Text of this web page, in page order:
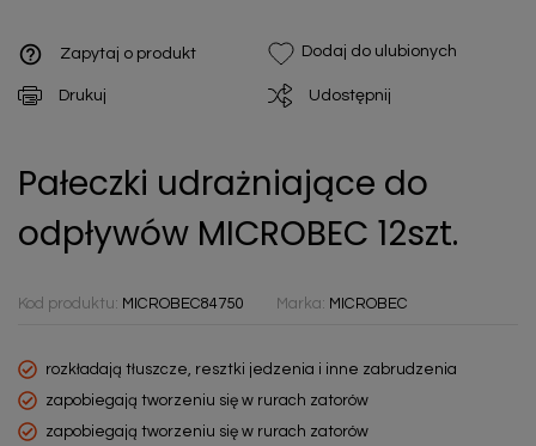
help_outline Zapytaj o produkt Dodaj do ulubionych
Drukuj Udostępnij
Pałeczki udrażniające do
odpływów MICROBEC 12szt.
Kod produktu: MICROBEC84750 Marka: MICROBEC
rozkładają tłuszcze, resztki jedzenia i inne zabrudzenia
zapobiegają tworzeniu się w rurach zatorów
zapobiegają tworzeniu się w rurach zatorów